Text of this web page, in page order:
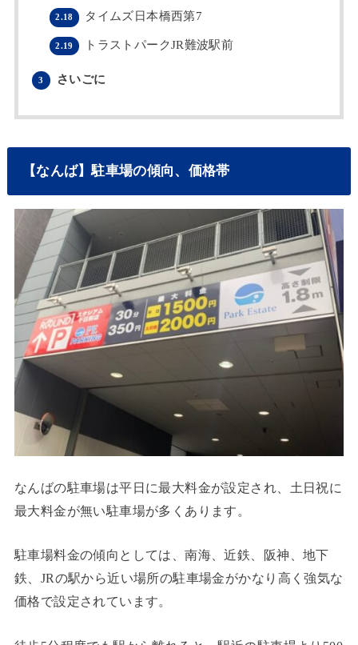
2.18 タイムズ日本橋西第7
2.19 トラストパークJR難波駅前
3 さいごに
【なんば】駐車場の傾向、価格帯
なんばの駐車場は平日に最大料金が設定され、土日祝に
最大料金が無い駐車場が多くあります。
駐車場料金の傾向としては、南海、近鉄、阪神、地下
鉄、JRの駅から近い場所の駐車場金がかなり高く強気な
価格で設定されています。